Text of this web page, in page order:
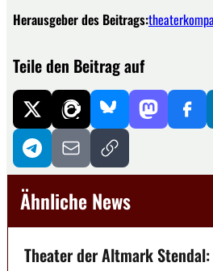
Herausgeber des Beitrags:
Teile den Beitrag auf
Ähnliche News
Theater der Altmark